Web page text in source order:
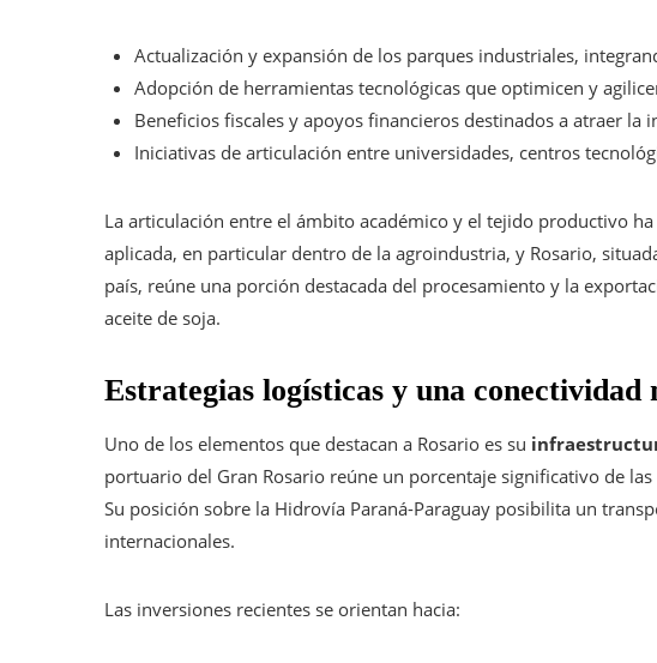
Actualización y expansión de los parques industriales,
Adopción de herramientas tecnológicas que optimicen y
Beneficios fiscales y apoyos financieros destinados a atraer la
Iniciativas de articulación entre universidades, centros
La articulación entre el ámbito académico y el tejido productivo
aplicada, en particular dentro de la agroindustria, y Rosario,
país, reúne una porción destacada del procesamiento y la
aceite de soja.
Estrategias logísticas y una
Uno de los elementos que destacan a Rosario es su
portuario del Gran Rosario reúne un porcentaje significativo de
Su posición sobre la Hidrovía Paraná-Paraguay posibilita un
internacionales.
Las inversiones recientes se orientan hacia: